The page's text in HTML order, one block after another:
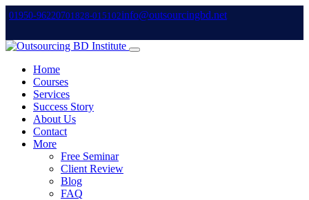
01950-96220701828-015102info@outsourcingbd.net
Home
Courses
Services
Success Story
About Us
Contact
More
Free Seminar
Client Review
Blog
FAQ